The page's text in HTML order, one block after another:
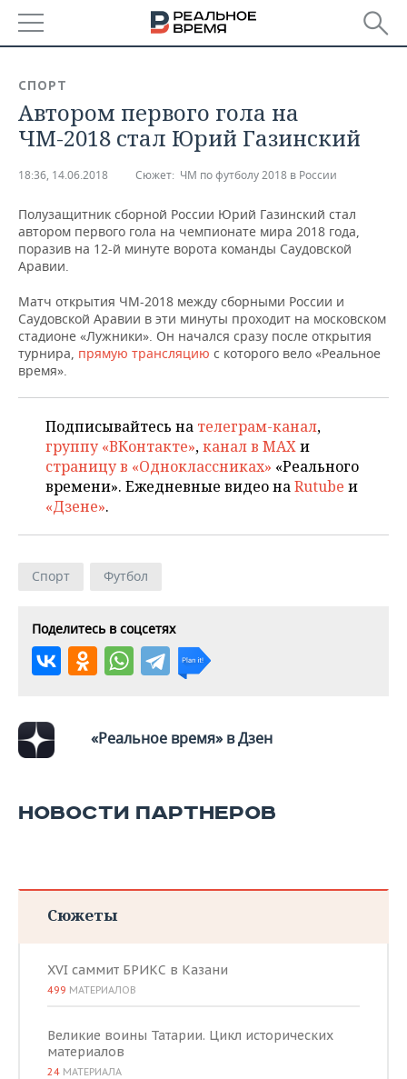
БАШКОРТОСТАН
ТАТАРСТАН
НОВОСТИ
АНАЛИТИКА
ДЕКЛАРАЦИИ О ДОХОДАХ
КОРОЛИ ГОСЗАКАЗА ПФО
ВУЗЫ ТАТАРСТАНА
КОМУ ПРИНАДЛЕЖАТ
ТОРГОВЫЕ ЦЕНТРЫ
НОВОСТИ ЭКОНОМИКИ
ФИНАНСЫ
БАНКИ
БЮДЖЕТ
ИНВЕСТИЦИИ
ПРОМЫШЛЕННОСТЬ
НОВОСТИ
АГРОПРОМ
МАШИНОСТРОЕНИЕ
НЕФТЬ
ОПК
ЭНЕРГЕТИКА
НЕДВИЖИМОСТЬ
НОВОСТИ НЕДВИЖИМОСТИ
АВТО
НОВОСТИ АВТО
БИЗНЕС
НОВОСТИ БИЗНЕСА
РОЗНИЧНАЯ ТОРГОВЛЯ
ТРАНСПОРТ
ТЕХНОЛОГИИ
НОВОСТИ ТЕХНОЛОГИЙ
ТЕЛЕКОММУНИКАЦИИ
МЕРОПРИЯТИЯ
НОВОСТИ МЕРОПРИЯТИЙ
БИЗНЕС-БРАНЧИ
ОТКРЫТАЯ ЛЕКЦИЯ
СПОРТ
БАСКЕТБОЛ
КИБЕРСПОРТ
ВОДНЫЕ ВИДЫ СПОРТА
НОВОСТИ ОБЩЕСТВА
ИНФРАСТРУКТУРА
КУЛЬТУРА
ОБРАЗОВАНИЕ
ФОТОГАЛЕРЕЯ
СПРАВОЧНИК
СПИСОК КОМПАНИЙ
СПОРТ
Автором первого гола на
ЧМ-2018 стал Юрий Газинский
18:36, 14.06.2018 Сюжет: ЧМ по футболу 2018 в России
Полузащитник сборной России Юрий Газинский стал
автором первого гола на чемпионате мира 2018 года,
поразив на 12-й минуте ворота команды Саудовской
Аравии.
Матч открытия ЧМ-2018 между сборными России и
Саудовской Аравии в эти минуты проходит на московском
стадионе «Лужники». Он начался сразу после открытия
турнира, прямую трансляцию с которого вело «Реальное
время».
Подписывайтесь на телеграм-канал,
группу «ВКонтакте»,канал в MAXи
страницу в «Одноклассниках» «Реального
времени». Ежедневные видео наRutube и
«Дзене».
Спорт Футбол
Поделитесь в соцсетях
«Реальное время» в Дзен
НОВОСТИ ПАРТНЕРОВ
Сюжеты
XVI саммит БРИКС в Казани
499 МАТЕРИАЛОВ
Великие воины Татарии. Цикл исторических
материалов
24 МАТЕРИАЛА